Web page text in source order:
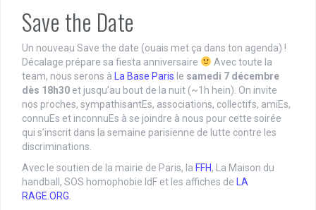
Save the Date
Un nouveau Save the date (ouais met ça dans ton agenda) !
Décalage prépare sa fiesta anniversaire
Avec toute la
team, nous serons à La Base Paris le samedi 7 décembre
dès 18h30 et jusqu’au bout de la nuit (~1h hein). On invite
nos proches, sympathisantEs, associations, collectifs, amiEs,
connuEs et inconnuEs à se joindre à nous pour cette soirée
qui s’inscrit dans la semaine parisienne de lutte contre les
discriminations.
Avec le soutien de la mairie de Paris, la FFH, La Maison du
handball, SOS homophobie IdF et les affiches de LA
RAGE.ORG